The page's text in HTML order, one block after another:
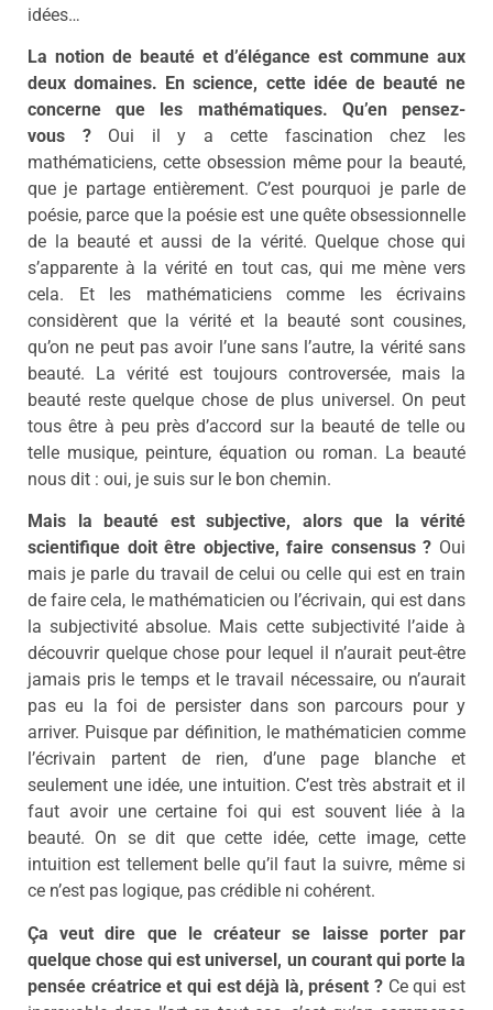
idées…
La notion de beauté et d’élégance est commune aux
deux domaines. En science, cette idée de beauté ne
concerne que les mathématiques. Qu’en pensez-
vous ? Oui il y a cette fascination chez les
mathématiciens, cette obsession même pour la beauté,
que je partage entièrement. C’est pourquoi je parle de
poésie, parce que la poésie est une quête obsessionnelle
de la beauté et aussi de la vérité. Quelque chose qui
s’apparente à la vérité en tout cas, qui me mène vers
cela. Et les mathématiciens comme les écrivains
considèrent que la vérité et la beauté sont cousines,
qu’on ne peut pas avoir l’une sans l’autre, la vérité sans
beauté. La vérité est toujours controversée, mais la
beauté reste quelque chose de plus universel. On peut
tous être à peu près d’accord sur la beauté de telle ou
telle musique, peinture, équation ou roman. La beauté
nous dit : oui, je suis sur le bon chemin.
Mais la beauté est subjective, alors que la vérité
scientifique doit être objective, faire consensus ? Oui
mais je parle du travail de celui ou celle qui est en train
de faire cela, le mathématicien ou l’écrivain, qui est dans
la subjectivité absolue. Mais cette subjectivité l’aide à
découvrir quelque chose pour lequel il n’aurait peut-être
jamais pris le temps et le travail nécessaire, ou n’aurait
pas eu la foi de persister dans son parcours pour y
arriver. Puisque par définition, le mathématicien comme
l’écrivain partent de rien, d’une page blanche et
seulement une idée, une intuition. C’est très abstrait et il
faut avoir une certaine foi qui est souvent liée à la
beauté. On se dit que cette idée, cette image, cette
intuition est tellement belle qu’il faut la suivre, même si
ce n’est pas logique, pas crédible ni cohérent.
Ça veut dire que le créateur se laisse porter par
quelque chose qui est universel, un courant qui porte la
pensée créatrice et qui est déjà là, présent ? Ce qui est